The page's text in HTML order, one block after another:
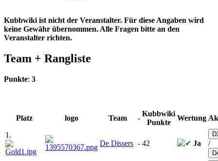
Kubbwiki ist nicht der Veranstalter. Für diese Angaben wird
keine Gewähr übernommen. Alle Fragen bitte an den
Veranstalter richten.
Team + Rangliste
Punkte: 3
Platz logo Team -
Kubbwiki
Punkte
Wertung
1.
De Dissers - 42 Ja /